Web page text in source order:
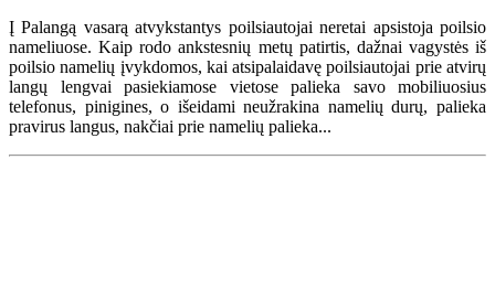
Į Palangą vasarą atvykstantys poilsiautojai neretai apsistoja poilsio
nameliuose. Kaip rodo ankstesnių metų patirtis, dažnai vagystės iš
poilsio namelių įvykdomos, kai atsipalaidavę poilsiautojai prie atvirų
langų lengvai pasiekiamose vietose palieka savo mobiliuosius
telefonus, pinigines, o išeidami neužrakina namelių durų, palieka
pravirus langus, nakčiai prie namelių palieka...